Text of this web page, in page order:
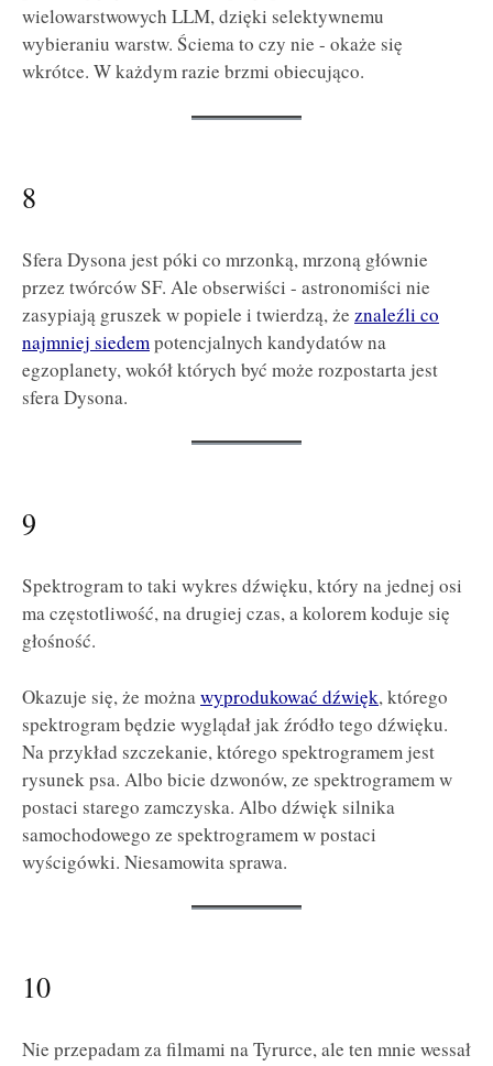
wielowarstwowych LLM, dzięki selektywnemu
wybieraniu warstw. Ściema to czy nie - okaże się
wkrótce. W każdym razie brzmi obiecująco.
8
Sfera Dysona jest póki co mrzonką, mrzoną głównie
przez twórców SF. Ale obserwiści - astronomiści nie
zasypiają gruszek w popiele i twierdzą, że znaleźli co
najmniej siedempotencjalnych kandydatów na
egzoplanety, wokół których być może rozpostarta jest
sfera Dysona.
9
Spektrogram to taki wykres dźwięku, który na jednej osi
ma częstotliwość, na drugiej czas, a kolorem koduje się
głośność.
Okazuje się, że można wyprodukować dźwięk, którego
spektrogram będzie wyglądał jak źródło tego dźwięku.
Na przykład szczekanie, którego spektrogramem jest
rysunek psa. Albo bicie dzwonów, ze spektrogramem w
postaci starego zamczyska. Albo dźwięk silnika
samochodowego ze spektrogramem w postaci
wyścigówki. Niesamowita sprawa.
10
Nie przepadam za filmami na Tyrurce, ale ten mnie wessał